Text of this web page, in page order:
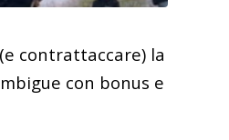
contrattaccare) la
con bonus e